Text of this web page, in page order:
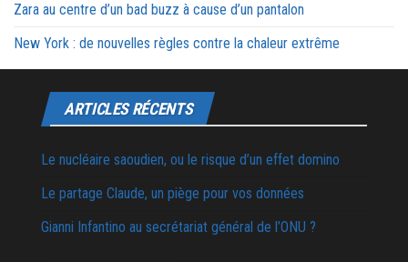
Zara au centre d’un bad buzz à cause d’un pantalon
New York : de nouvelles règles contre la chaleur extrême
ARTICLES RÉCENTS
Le nucléaire saoudien, ou le risque d’un effet domino
Le partage Claude, un piège pour vos données
Gianni Infantino au secrétariat général de l’ONU ?